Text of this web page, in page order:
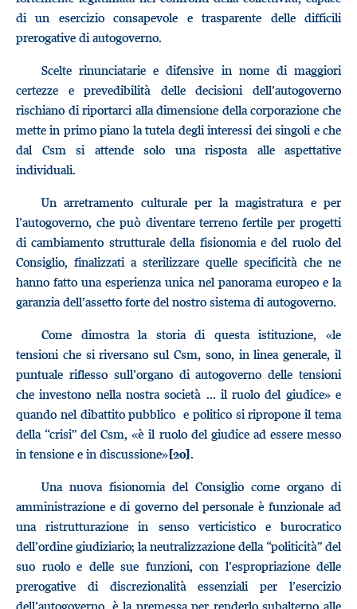
di un esercizio consapevole e trasparente delle difficili
prerogative di autogoverno.
Scelte rinunciatarie e difensive in nome di maggiori
certezze e prevedibilità delle decisioni dell’autogoverno
rischiano di riportarci alla dimensione della corporazione che
mette in primo piano la tutela degli interessi dei singoli e che
dal Csm si attende solo una risposta alle aspettative
individuali.
Un arretramento culturale per la magistratura e per
l’autogoverno, che può diventare terreno fertile per progetti
di cambiamento strutturale della fisionomia e del ruolo del
Consiglio, finalizzati a sterilizzare quelle specificità che ne
hanno fatto una esperienza unica nel panorama europeo e la
garanzia dell’assetto forte del nostro sistema di autogoverno.
Come dimostra la storia di questa istituzione, «le
tensioni che si riversano sul Csm, sono, in linea generale, il
puntuale riflesso sull’organo di autogoverno delle tensioni
che investono nella nostra società ... il ruolo del giudice» e
quando nel dibattito pubblico e politico si ripropone il tema
della “crisi” del Csm, «è il ruolo del giudice ad essere messo
in tensione e in discussione»[20].
Una nuova fisionomia del Consiglio come organo di
amministrazione e di governo del personale è funzionale ad
una ristrutturazione in senso verticistico e burocratico
dell’ordine giudiziario; la neutralizzazione della “politicità” del
suo ruolo e delle sue funzioni, con l’espropriazione delle
prerogative di discrezionalità essenziali per l’esercizio
dell’autogoverno, è la premessa per renderlo subalterno alle